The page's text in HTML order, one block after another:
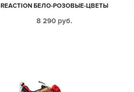
REACTION БЕЛО-РОЗОВЫЕ-ЦВЕТЫ
8 290 руб.